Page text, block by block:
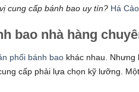
cung cấp bánh bao uy tín? Há
bao nhà hàng
phối bánh bao khác nhau. Nhưng
cấp phải lựa chọn kỹ lưỡng.